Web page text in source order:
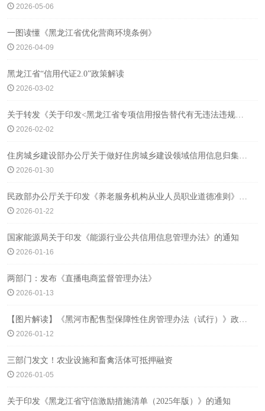
2026-05-06
一图读懂《黑龙江省优化营商环境条例》
2026-04-09
黑龙江省“信用代证2.0”政策解读
2026-03-02
关于转发《关于印发<黑龙江省专项信用报告替代有无违法违规记录证明 改革实施方案>的通知》的通知
2026-02-02
住房城乡建设部办公厅关于做好住房城乡建设领域信用信息归集工作的通知
2026-01-30
民政部办公厅关于印发《养老服务机构从业人员职业道德准则》的通知
2026-01-22
国家能源局关于印发《能源行业公共信用信息管理办法》的通知
2026-01-16
两部门：发布《直播电商监督管理办法》
2026-01-13
【图片解读】《黑河市配售型保障性住房管理办法（试行）》政策解读
2026-01-12
三部门发文！农业设施和畜禽活体可抵押融资
2026-01-05
关于印发《黑龙江省守信激励措施清单（2025年版）》的通知